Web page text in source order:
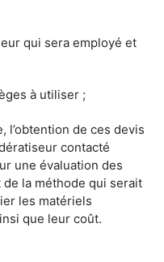
qui sera employé et
à utiliser ;
l’obtention de ces devis
contacté
une évaluation des
la méthode qui serait
les matériels
que leur coût.